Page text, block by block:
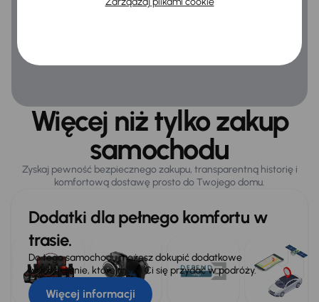
Więcej niż tylko zakup
samochodu
Zyskaj pewność bezpiecznego zakupu, transparentną historię i
komfortową dostawę prosto do Twojego domu.
Dodatki dla pełnego komfortu w
trasie.
Do tego samochodu możesz dokupić dodatkowe
wyposażenie, które może Ci się przydać w podróży.
Więcej informacji